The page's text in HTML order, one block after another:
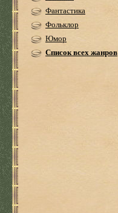
Фантастика
Фольклор
Юмор
Список всех жанров